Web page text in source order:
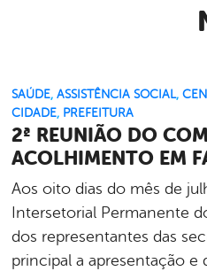
SAÚDE, ASSISTÊNCIA SOCIAL,
CIDADE, PREFEITURA
2ª REUNIÃO DO
ACOLHIMENTO EM
Aos oito dias do mês de
Intersetorial Permanente
dos representantes das
principal a apresentação e